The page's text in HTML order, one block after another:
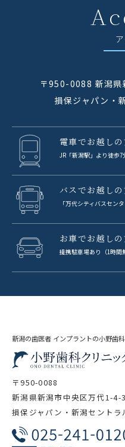
〒950-0088 新潟
損保ジャパン・
電車でお越し
JR「新潟駅」より徒歩7
バスでお越し
「万代シティバスセン
お車でお越し
提携駐車場あり（1時間
新潟の歯医者 インプラントの小野歯
〒950-0088
新潟県新潟市中央区万代1-4-
損保ジャパン・新潟セントラ